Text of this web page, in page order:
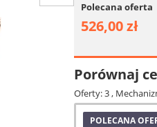
Polecana oferta
526,00 zł
Porównaj
Oferty: 3,
POLECANA